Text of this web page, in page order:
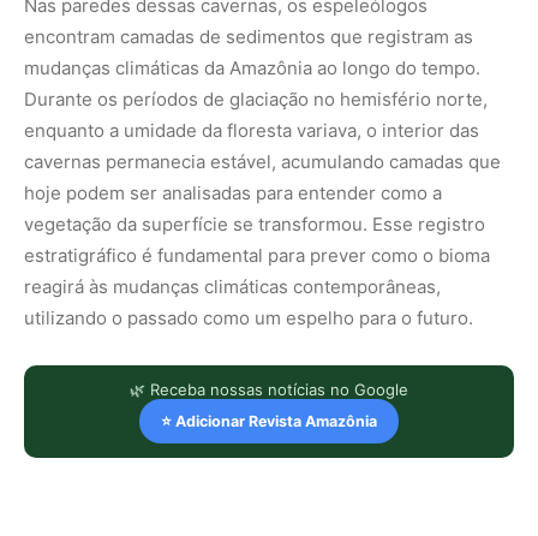
Nas paredes dessas cavernas, os espeleólogos
encontram camadas de sedimentos que registram as
mudanças climáticas da Amazônia ao longo do tempo.
Durante os períodos de glaciação no hemisfério norte,
enquanto a umidade da floresta variava, o interior das
cavernas permanecia estável, acumulando camadas que
hoje podem ser analisadas para entender como a
vegetação da superfície se transformou. Esse registro
estratigráfico é fundamental para prever como o bioma
reagirá às mudanças climáticas contemporâneas,
utilizando o passado como um espelho para o futuro.
🌿 Receba nossas notícias no Google
⭐ Adicionar Revista Amazônia